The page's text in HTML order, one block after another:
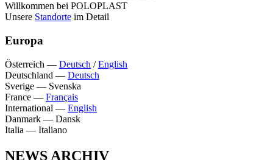
Willkommen bei POLOPLAST
Unsere Standorte im Detail
Europa
Österreich — Deutsch /English
Deutschland — Deutsch
Sverige — Svenska
France — Français
International — English
Danmark — Dansk
Italia — Italiano
NEWS ARCHIV